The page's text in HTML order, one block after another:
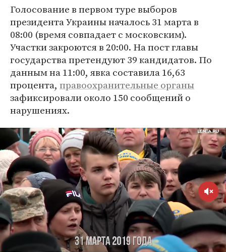
Голосование в первом туре выборов
президента Украины началось 31 марта в
08:00 (время совпадает с московским).
Участки закроются в 20:00. На пост главы
государства претендуют 39 кандидатов. По
данным на 11:00, явка составила 16,63
процента, правоохранительные органы
зафиксировали около 150 сообщений о
нарушениях.